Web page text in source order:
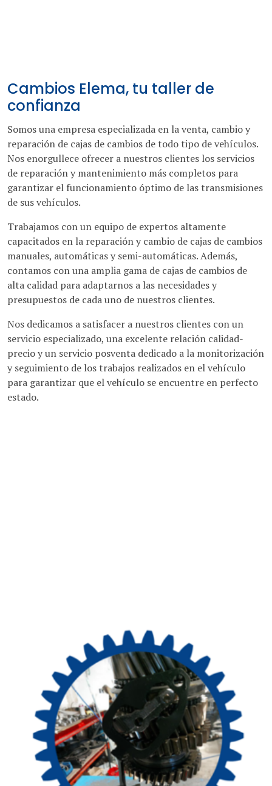
Cambios Elema, tu taller de
confianza
Somos una empresa especializada en la venta, cambio y
reparación de cajas de cambios de todo tipo de vehículos.
Nos enorgullece ofrecer a nuestros clientes los servicios
de reparación y mantenimiento más completos para
garantizar el funcionamiento óptimo de las transmisiones
de sus vehículos.
Trabajamos con un equipo de expertos altamente
capacitados en la reparación y cambio de cajas de cambios
manuales, automáticas y semi-automáticas. Además,
contamos con una amplia gama de cajas de cambios de
alta calidad para adaptarnos a las necesidades y
presupuestos de cada uno de nuestros clientes.
Nos dedicamos a satisfacer a nuestros clientes con un
servicio especializado, una excelente relación calidad-
precio y un servicio posventa dedicado a la monitorización
y seguimiento de los trabajos realizados en el vehículo
para garantizar que el vehículo se encuentre en perfecto
estado.